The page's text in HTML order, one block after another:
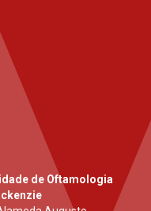
de Oftamologia